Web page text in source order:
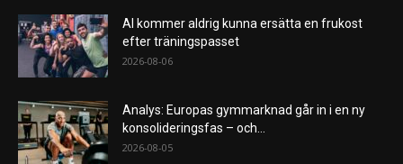
AI kommer aldrig kunna ersätta en frukost
efter träningspasset
2026-08-06
Analys: Europas gymmarknad går in i en ny
konsolideringsfas – och...
2026-08-05